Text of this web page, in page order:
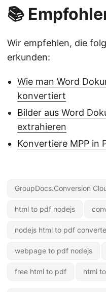
📚
Wir empfehlen, die
erkunden:
Wie man Word
konvertiert
Bilder aus Word
extrahieren
Konvertiere MPP in
GroupDocs.Conversion
html to pdf nodejs
nodejs html to pdf
webpage to pdf nodejs
free html to pdf html